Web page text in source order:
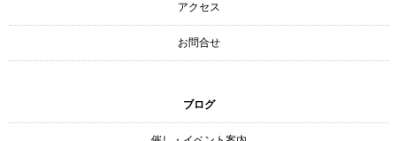
アクセス
お問合せ
ブログ